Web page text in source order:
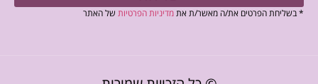
* בשליחת הפרטים את/ה מאשר/ת אתמדיניות הפרטיות של האתר